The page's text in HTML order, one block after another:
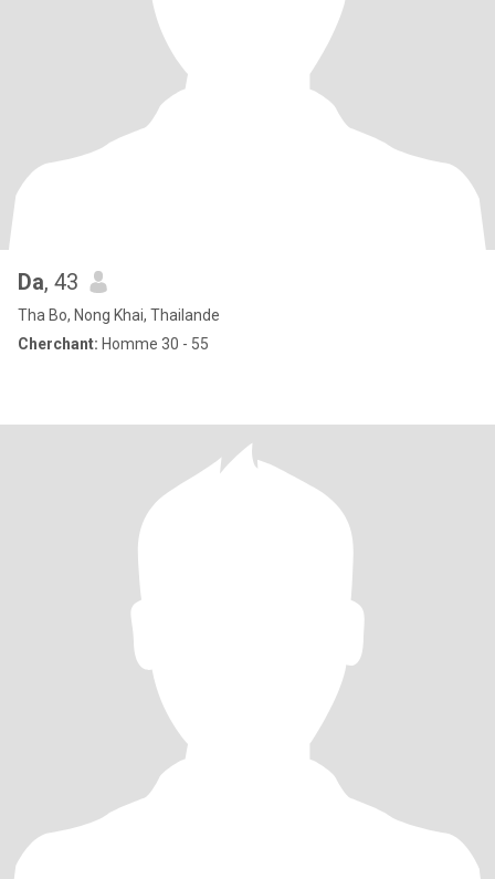
Da, 43
Tha Bo, Nong Khai, Thailande
Cherchant: Homme 30 - 55